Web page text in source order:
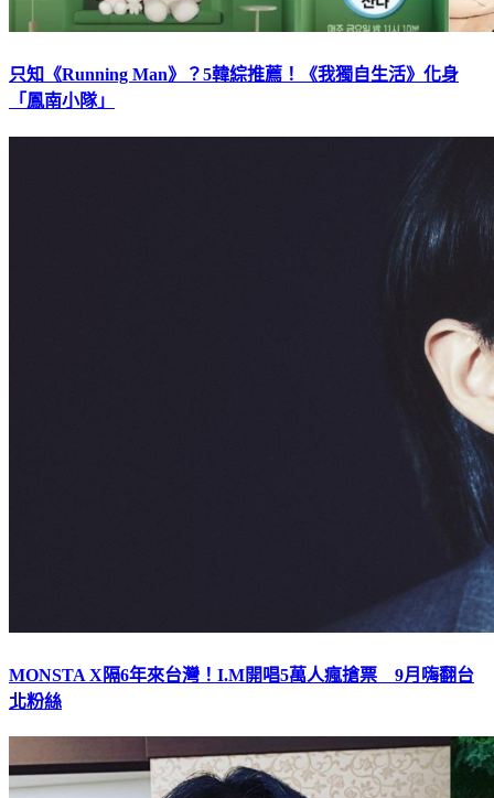
只知《Running Man》？5韓綜推薦！《我獨自生活》化身
「鳳南小隊」
MONSTA X隔6年來台灣！I.M開唱5萬人瘋搶票 9月嗨翻台
北粉絲